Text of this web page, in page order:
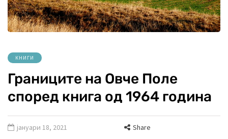
КНИГИ
Границите на Овче Поле
според книга од 1964 година
јануари 18, 2021 Share